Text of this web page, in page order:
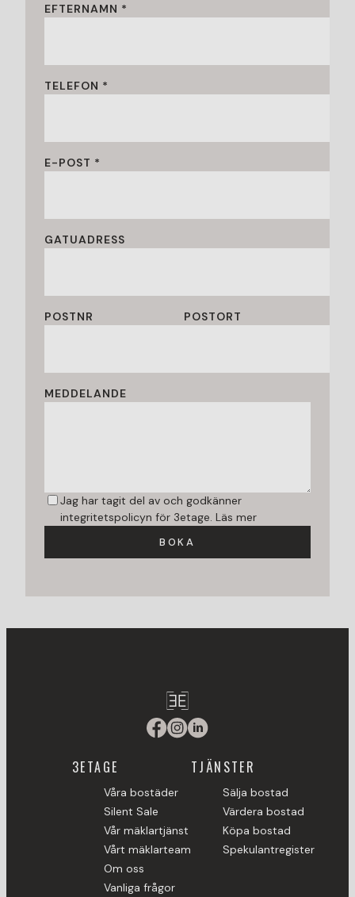
EFTERNAMN *
TELEFON *
E-POST *
GATUADRESS
POSTNR POSTORT
MEDDELANDE
Jag har tagit del av och godkänner
integritetspolicyn för 3etage. Läs mer
BOKA
3ETAGE
Våra bostäder
Silent Sale
Vår mäklartjänst
Vårt mäklarteam
Om oss
Vanliga frågor
TJÄNSTER
Sälja bostad
Värdera bostad
Köpa bostad
Spekulantregister